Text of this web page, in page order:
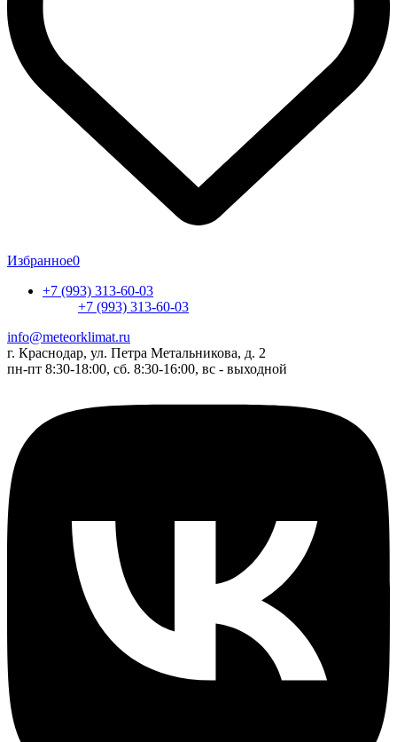
Избранное0
+7 (993) 313-60-03
+7 (993) 313-60-03
info@meteorklimat.ru
г. Краснодар, ул. Петра Метальникова, д. 2
пн-пт 8:30-18:00, сб. 8:30-16:00, вс - выходной